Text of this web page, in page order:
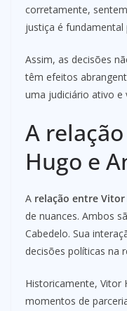
corretamente,
justiça é fundamental
Assim, as decisões
têm efeitos
uma judiciário ativo e
A
Hugo e
A relação entre
de nuances. Ambos
Cabedelo. Sua
decisões políticas na
Historicamente, Vitor
momentos de